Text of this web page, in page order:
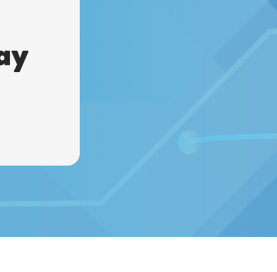
、タップやクリ
、究極の利便性